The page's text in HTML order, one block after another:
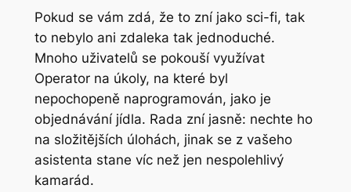
Pokud se vám zdá, že to zní jako sci-fi, tak
to nebylo ani zdaleka tak jednoduché.
Mnoho uživatelů se pokouší využívat
Operator na úkoly, na které byl
nepochopeně naprogramován, jako je
objednávání jídla. Rada zní jasně: nechte ho
na složitějších úlohách, jinak se z vašeho
asistenta stane víc než jen nespolehlivý
kamarád.